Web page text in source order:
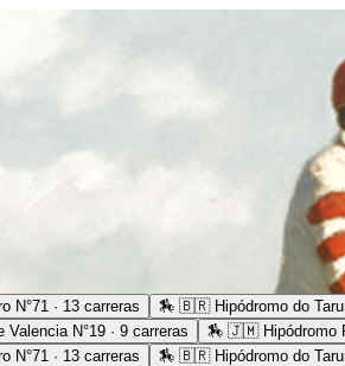
· 13 carreras 🏇 🇧🇷 Hipódromo do
N°19 · 9 carreras 🏇 🇯🇲 Hipódromo
· 13 carreras 🏇 🇧🇷 Hipódromo do